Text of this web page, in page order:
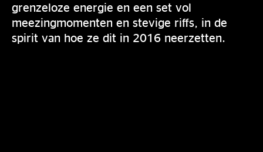
grenzeloze energie en een set vol
meezingmomenten en stevige riffs, in de
spirit van hoe ze dit in 2016 neerzetten.